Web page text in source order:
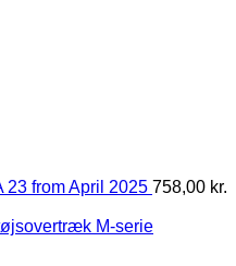
23 from April 2025 758,00 kr.
M-serie